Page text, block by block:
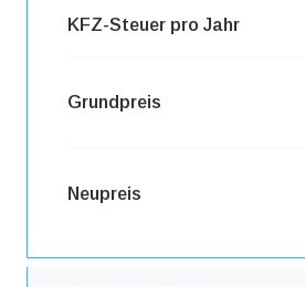
KFZ-Steuer pro Jahr
Grundpreis
Neupreis